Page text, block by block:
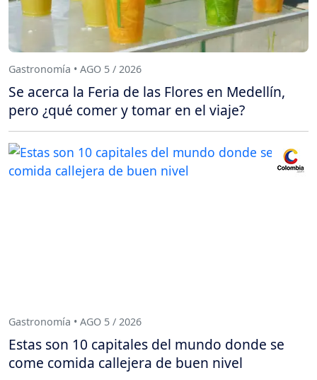
Gastronomía • AGO 5 / 2026
Se acerca la Feria de las Flores en Medellín,
pero ¿qué comer y tomar en el viaje?
Gastronomía • AGO 5 / 2026
Estas son 10 capitales del mundo donde se
come comida callejera de buen nivel